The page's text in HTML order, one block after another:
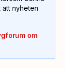
att nyheten
om